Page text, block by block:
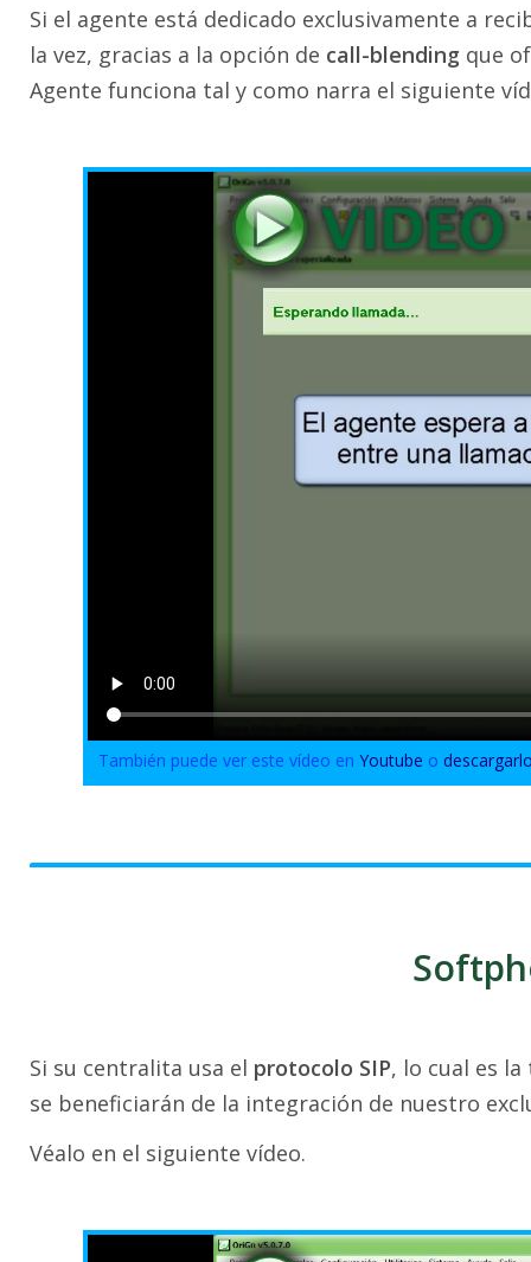
Si el agente está dedicado exclusivamente a
la vez, gracias a la opción de call-blending que
Agente funciona tal y como narra el siguiente
También puede ver este vídeo enYoutube o
Si su centralita usa el protocolo SIP, lo cual es
se beneficiarán de la integración de nuestro
Véalo en el siguiente vídeo.